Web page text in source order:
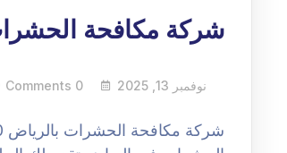
شركة مكافحة
نوفمبر 13, 2025 0 Comments